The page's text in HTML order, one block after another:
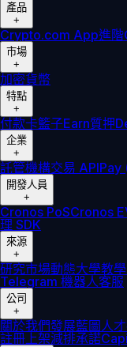
產品
+
Crypto.com App進階
市場
+
加密貨幣
特點
+
付款卡籃子Earn質押
企業
+
託管機構交易 APIPay
開發人員
+
Cronos PoSCronos
理 SDK
來源
+
研究市場動態大學教學
Telegram 機器人客服
公司
+
關於我們發展藍圖人
註冊 上架減排承諾